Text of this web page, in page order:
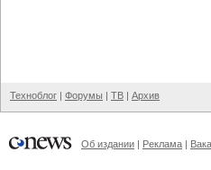
Техноблог | Форумы | ТВ | Архив
Об издании | Реклама |